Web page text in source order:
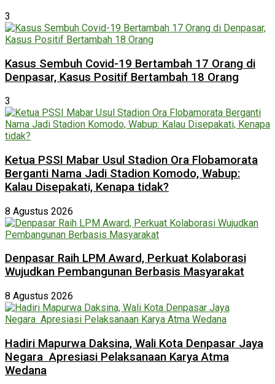
3
Kasus Sembuh Covid-19 Bertambah 17 Orang di
Denpasar, Kasus Positif Bertambah 18 Orang
3
Ketua PSSI Mabar Usul Stadion Ora Flobamorata
Berganti Nama Jadi Stadion Komodo, Wabup:
Kalau Disepakati, Kenapa tidak?
8 Agustus 2026
Denpasar Raih LPM Award, Perkuat Kolaborasi
Wujudkan Pembangunan Berbasis Masyarakat
8 Agustus 2026
Hadiri Mapurwa Daksina, Wali Kota Denpasar Jaya
Negara Apresiasi Pelaksanaan Karya Atma
Wedana